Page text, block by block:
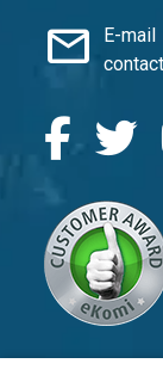
mail
E-mail